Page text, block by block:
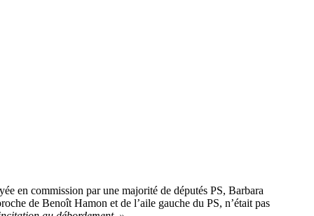
en commission par une majorité de députés PS, Barbara
de Benoît Hamon et de l’aile gauche du PS, n’était pas